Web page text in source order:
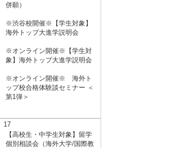
併願）
※渋谷校開催※【学生対象】
海外トップ大進学説明会
※オンライン開催※【学生対
象】海外トップ大進学説明会
※オンライン開催※ 海外ト
ップ校合格体験談セミナー ＜
第1弾＞
17
【高校生・中学生対象】留学
個別相談会（海外大学/国際教